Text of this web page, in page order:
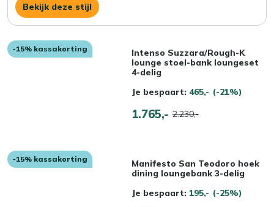
Bekijk deze stijl
-15% kassakorting
Intenso Suzzara/Rough-K
lounge stoel-bank loungeset
4-delig
Je bespaart: 465,- (-21%)
1.765,- 2.230,-
-15% kassakorting
Manifesto San Teodoro hoek
dining loungebank 3-delig
Je bespaart: 195,- (-25%)